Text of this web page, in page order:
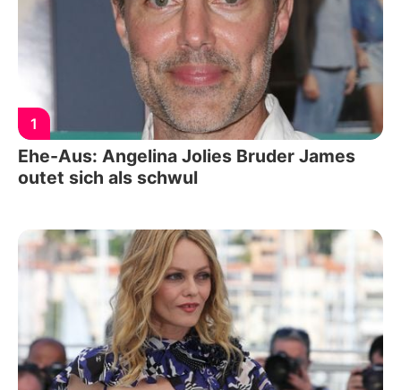
1
Ehe-Aus: Angelina Jolies Bruder James
outet sich als schwul